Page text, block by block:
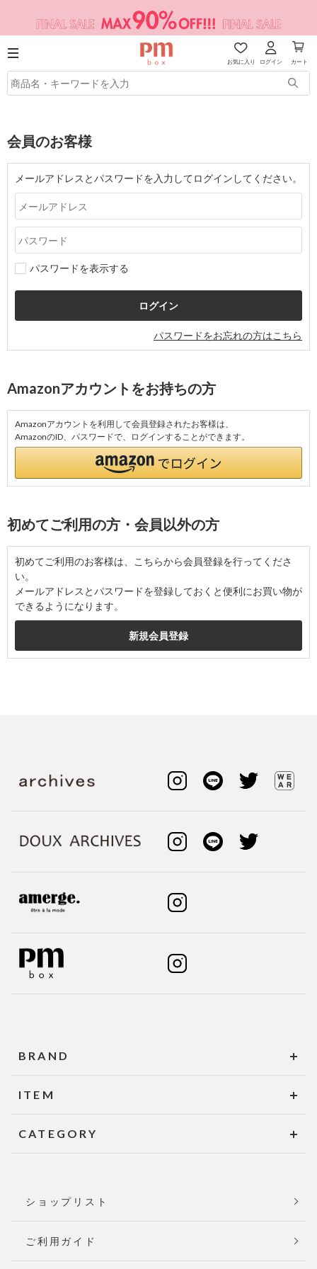
お気に入り ログイン カート
会員のお客様
メールアドレスとパスワードを入力してログインしてください。
パスワードを表示する
パスワードをお忘れの方はこちら
Amazonアカウントをお持ちの方
Amazonアカウントを利用して会員登録されたお客様は、
AmazonのID、パスワードで、ログインすることができます。
初めてご利用の方・会員以外の方
初めてご利用のお客様は、こちらから会員登録を行ってくださ
い。
メールアドレスとパスワードを登録しておくと便利にお買い物が
できるようになります。
BRAND
ITEM
CATEGORY
ショップリスト
ご利用ガイド